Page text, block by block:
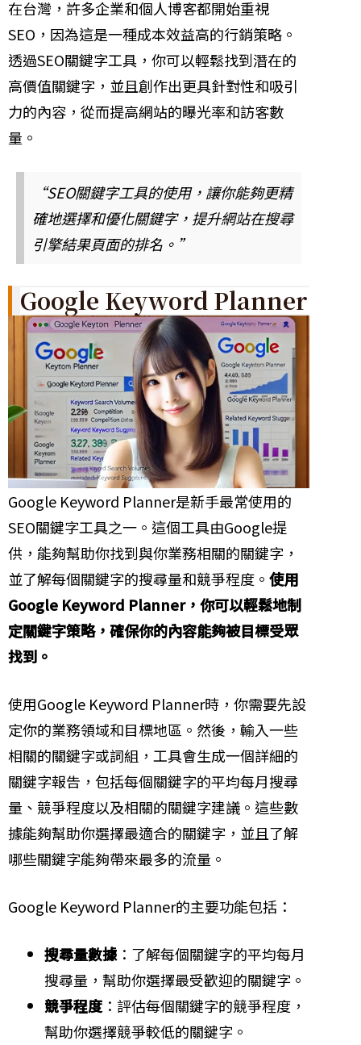
在台灣，許多企業和個人博客都開始重視
SEO，因為這是一種成本效益高的行銷策略。
透過SEO關鍵字工具，你可以輕鬆找到潛在的
高價值關鍵字，並且創作出更具針對性和吸引
力的內容，從而提高網站的曝光率和訪客數
量。
“SEO關鍵字工具的使用，讓你能夠更精
確地選擇和優化關鍵字，提升網站在搜尋
引擎結果頁面的排名。”
Google Keyword Planner
Google Keyword Planner是新手最常使用的
SEO關鍵字工具之一。這個工具由Google提
供，能夠幫助你找到與你業務相關的關鍵字，
並了解每個關鍵字的搜尋量和競爭程度。 使用
Google Keyword Planner，你可以輕鬆地制
定關鍵字策略，確保你的內容能夠被目標受眾
找到。
使用Google Keyword Planner時，你需要先設
定你的業務領域和目標地區。然後，輸入一些
相關的關鍵字或詞組，工具會生成一個詳細的
關鍵字報告，包括每個關鍵字的平均每月搜尋
量、競爭程度以及相關的關鍵字建議。這些數
據能夠幫助你選擇最適合的關鍵字，並且了解
哪些關鍵字能夠帶來最多的流量。
Google Keyword Planner的主要功能包括：
搜尋量數據 ：了解每個關鍵字的平均每月
搜尋量，幫助你選擇最受歡迎的關鍵字。
競爭程度 ：評估每個關鍵字的競爭程度，
幫助你選擇競爭較低的關鍵字。